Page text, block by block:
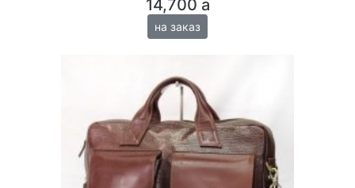
14,700 a
на заказ